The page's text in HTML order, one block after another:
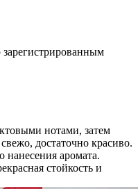
нотами, затем
достаточно красиво.
нанесения аромата.
стойкость и